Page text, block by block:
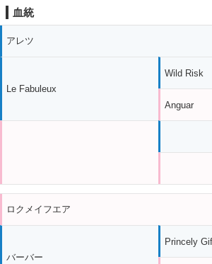
血統
アレツ
Le Fabuleux
Wild Risk
Anguar
ロクメイフエア
バーバー
Princely